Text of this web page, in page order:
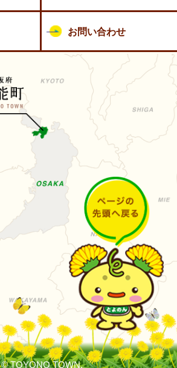
お問い合わせ
© TOYONO TOWN.